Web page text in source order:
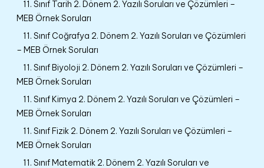
11. Sınıf Tarih 2. Dönem 2. Yazılı Soruları ve Çözümleri –
MEB Örnek Soruları
11. Sınıf Coğrafya 2. Dönem 2. Yazılı Soruları ve Çözümleri
– MEB Örnek Soruları
11. Sınıf Biyoloji 2. Dönem 2. Yazılı Soruları ve Çözümleri –
MEB Örnek Soruları
11. Sınıf Kimya 2. Dönem 2. Yazılı Soruları ve Çözümleri –
MEB Örnek Soruları
11. Sınıf Fizik 2. Dönem 2. Yazılı Soruları ve Çözümleri –
MEB Örnek Soruları
11. Sınıf Matematik 2. Dönem 2. Yazılı Soruları ve